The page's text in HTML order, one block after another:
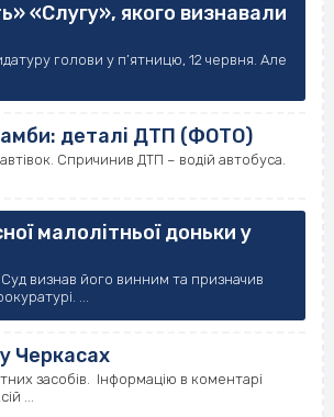
«Слугу», якого визнавали
голови у п’ятницю, 12 червня. Але
деталі ДТП (ФОТО)
Спричинив ДТП – водій автобуса.
малолітньої доньки у
визнав його винним та призначив
...
Черкасах
засобів. Інформацію в коментарі
...